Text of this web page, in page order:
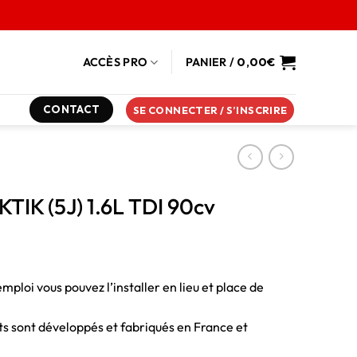
ACCÈS PRO PANIER / 0,00€
CONTACT SE CONNECTER / S’INSCRIRE
(5J) 1.6L TDI 90cv
vous pouvez l’installer en lieu et place de
sont développés et fabriqués en France et